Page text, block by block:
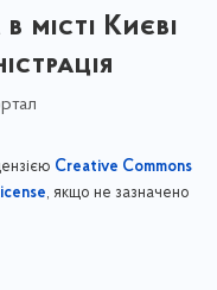
місті Києві
Creative Commons
, якщо не зазначено